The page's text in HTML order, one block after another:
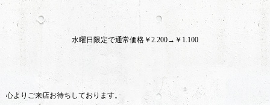
水曜日限定で通常価格￥2.200→￥1.100
心よりご来店お待ちしております。